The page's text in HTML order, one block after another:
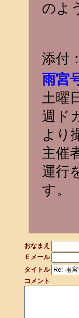
のよ
添付：
雨宮
土曜
週ド
より
主催
運行
す。
おなまえ
Ｅメール
タイトル
コメント